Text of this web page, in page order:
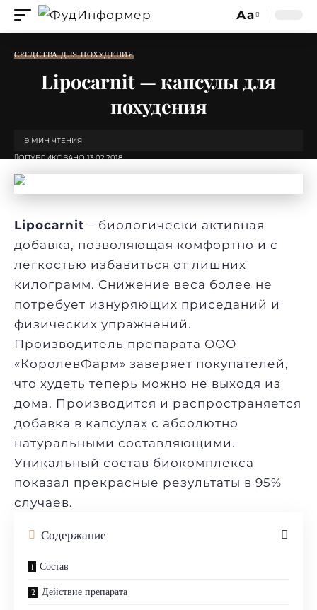
Изменение
Аа
СРЕДСТВА ДЛЯ ПОХУДЕНИЯ
Lipocarnit — капсулы для
похудения
ОПУБЛИКОВАНО 13.02.2018
9 МИН ЧТЕНИЯ
Lipocarnit – биологически активная
добавка, позволяющая комфортно и с
легкостью избавиться от лишних
килограмм. Снижение веса более не
потребует изнуряющих приседаний и
физических упражнений.
Производитель препарата ООО
«КоролевФарм» заверяет покупателей,
что худеть теперь можно не выходя из
дома. Производится и распространяется
добавка в капсулах с абсолютно
натуральными составляющими.
Уникальный состав биокомплекса
показал прекрасные результаты в 95%
случаев.
Содержание
Состав
Действие препарата